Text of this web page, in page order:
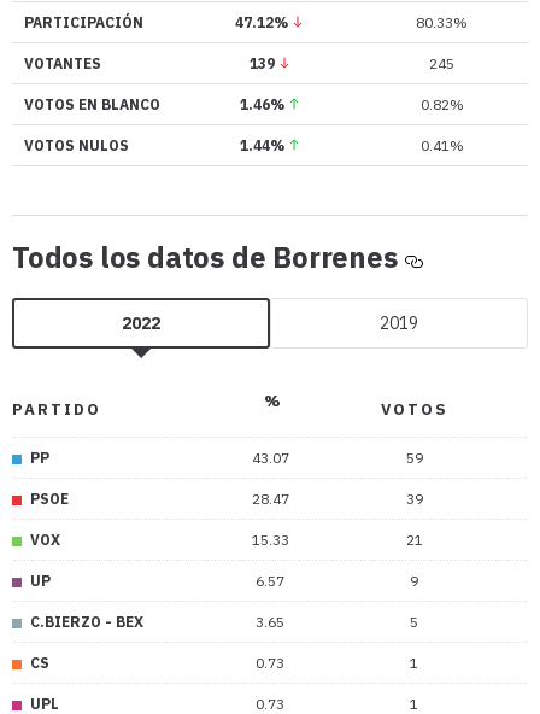
PARTICIPACIÓN 47.12% 80.33%
VOTANTES 139 245
VOTOS EN BLANCO 1.46% 0.82%
VOTOS NULOS 1.44% 0.41%
Todos los datos de BorrenesTodos
datos
de
2022 2019
PARTIDO % VOTOS
PP 43.07 59
PSOE 28.47 39
VOX 15.33 21
UP 6.57 9
C.BIERZO - BEX 3.65 5
CS 0.73 1
UPL 0.73 1